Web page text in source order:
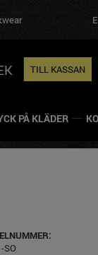
En
TILL KASSAN
PÅ KLÄDER
SO